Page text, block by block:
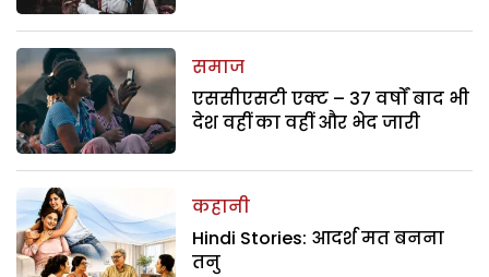
समाज
एससीएसटी एक्ट – 37 वर्षों बाद भी
देश वहीं का वहीं और भेद जारी
कहानी
Hindi Stories: आदर्श मत बनना
तनु